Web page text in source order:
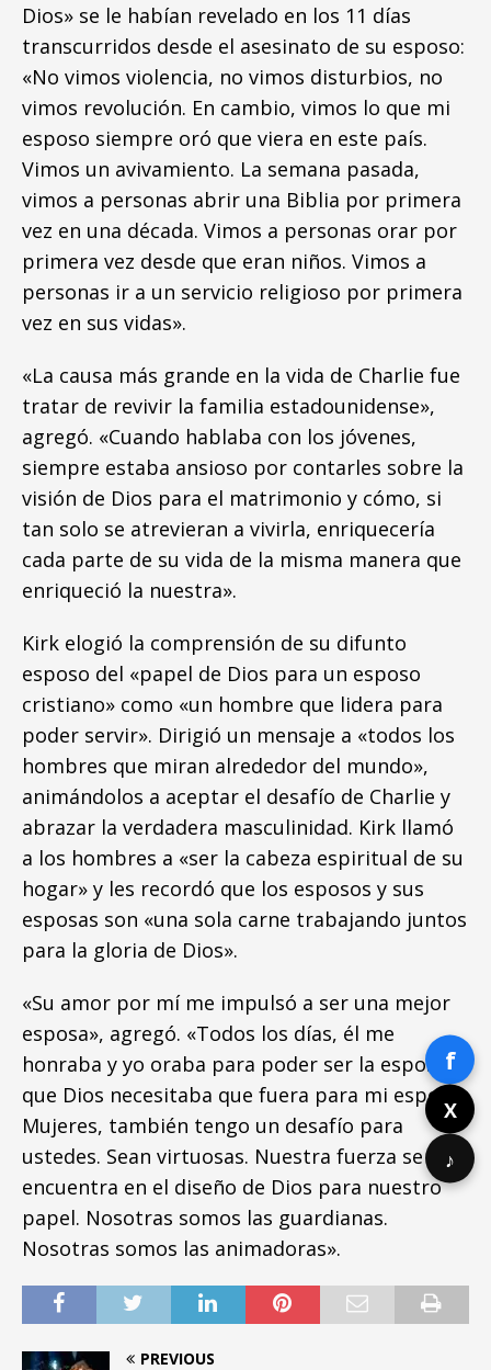
Dios» se le habían revelado en los 11 días
transcurridos desde el asesinato de su esposo:
«No vimos violencia, no vimos disturbios, no
vimos revolución. En cambio, vimos lo que mi
esposo siempre oró que viera en este país.
Vimos un avivamiento. La semana pasada,
vimos a personas abrir una Biblia por primera
vez en una década. Vimos a personas orar por
primera vez desde que eran niños. Vimos a
personas ir a un servicio religioso por primera
vez en sus vidas».
«La causa más grande en la vida de Charlie fue
tratar de revivir la familia estadounidense»,
agregó. «Cuando hablaba con los jóvenes,
siempre estaba ansioso por contarles sobre la
visión de Dios para el matrimonio y cómo, si
tan solo se atrevieran a vivirla, enriquecería
cada parte de su vida de la misma manera que
enriqueció la nuestra».
Kirk elogió la comprensión de su difunto
esposo del «papel de Dios para un esposo
cristiano» como «un hombre que lidera para
poder servir». Dirigió un mensaje a «todos los
hombres que miran alrededor del mundo»,
animándolos a aceptar el desafío de Charlie y
abrazar la verdadera masculinidad. Kirk llamó
a los hombres a «ser la cabeza espiritual de su
hogar» y les recordó que los esposos y sus
esposas son «una sola carne trabajando juntos
para la gloria de Dios».
«Su amor por mí me impulsó a ser una mejor
esposa», agregó. «Todos los días, él me
honraba y yo oraba para poder ser la esposa
que Dios necesitaba que fuera para mi esposo.
Mujeres, también tengo un desafío para
ustedes. Sean virtuosas. Nuestra fuerza se
encuentra en el diseño de Dios para nuestro
papel. Nosotras somos las guardianas.
Nosotras somos las animadoras».
PREVIOUS
f
X
♪